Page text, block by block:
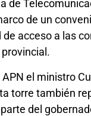
de
de un
acceso a las
el ministro
torre también
del